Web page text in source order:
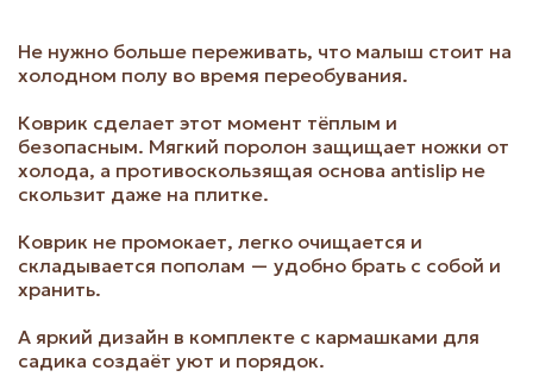
Не нужно больше переживать, что малыш стоит на
холодном полу во время переобувания.
Коврик сделает этот момент тёплым и
безопасным. Мягкий поролон защищает ножки от
холода, а противоскользящая основа antislip не
скользит даже на плитке.
Коврик не промокает, легко очищается и
складывается пополам — удобно брать с собой и
хранить.
А яркий дизайн в комплекте с кармашками для
садика создаёт уют и порядок.